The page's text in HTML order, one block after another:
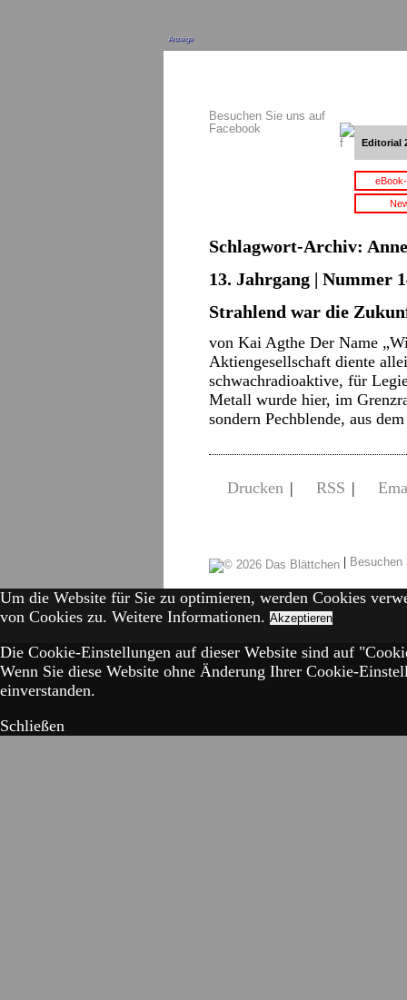
Anzeige
Besuchen Sie uns auf
Facebook
Editorial
Schlagwort-Archiv:
13. Jahrgang | Nummer
Strahlend war die
von Kai Agthe Der Name
Aktiengesellschaft diente
schwachradioaktive, für
Metall wurde hier, im
sondern Pechblende, aus
Drucken | RSS |
|
Um die Website für Sie zu optimieren, werden Cookies
von Cookies zu. Weitere Informationen. Akzeptieren
Die Cookie-Einstellungen auf dieser Website sind auf
Wenn Sie diese Website ohne Änderung Ihrer Cookie-
einverstanden.
Schließen